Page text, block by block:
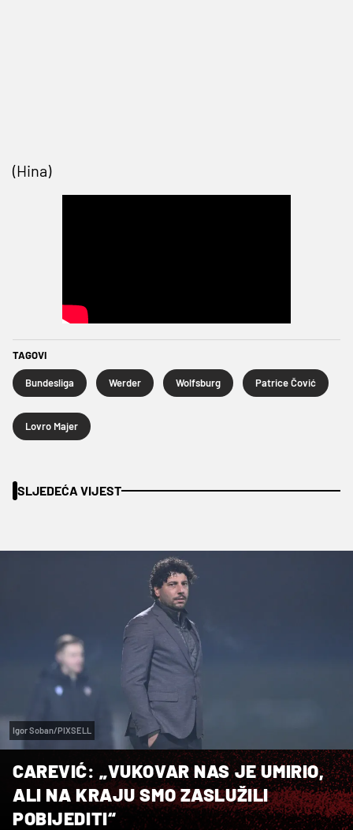
(Hina)
TAGOVI
Bundesliga Werder Wolfsburg Patrice Čović
Lovro Majer
SLJEDEĆA VIJEST
Igor Soban/PIXSELL
CAREVIĆ: „VUKOVAR NAS JE UMIRIO,
ALI NA KRAJU SMO ZASLUŽILI
POBIJEDITI“